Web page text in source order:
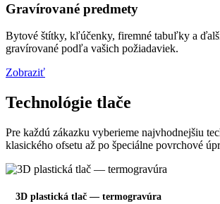
Gravírované predmety
Bytové štítky, kľúčenky, firemné tabuľky a
gravírované podľa vašich požiadaviek.
Zobraziť
Technológie tlače
Pre každú zákazku vyberieme najvhodnejšiu
klasického ofsetu až po špeciálne povrchové
3D plastická tlač — termogravúra